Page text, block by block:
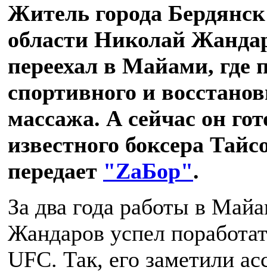
Житель города
области Николай
переехал в Майами, где
спортивного и
массажа. А сейчас он
известного боксера
передает "ZаБор".
За два года работы в
Жандаров успел
UFC. Так, его заметили